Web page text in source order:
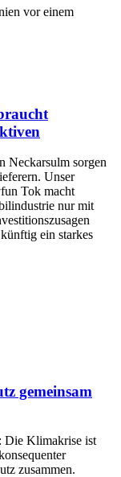
Neckarsulm sorgen
Unser
Tok macht
nur mit
ein starkes
gemeinsam
Die Klimakrise ist
zusammen.